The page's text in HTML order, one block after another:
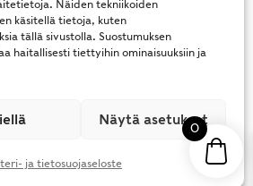
Näiden tekniikoiden
käsitellä tietoja, kuten
tällä sivustolla. Suostumuksen
haitallisesti tiettyihin ominaisuuksiin ja
Näytä asetukset
ja tietosuojaseloste
0